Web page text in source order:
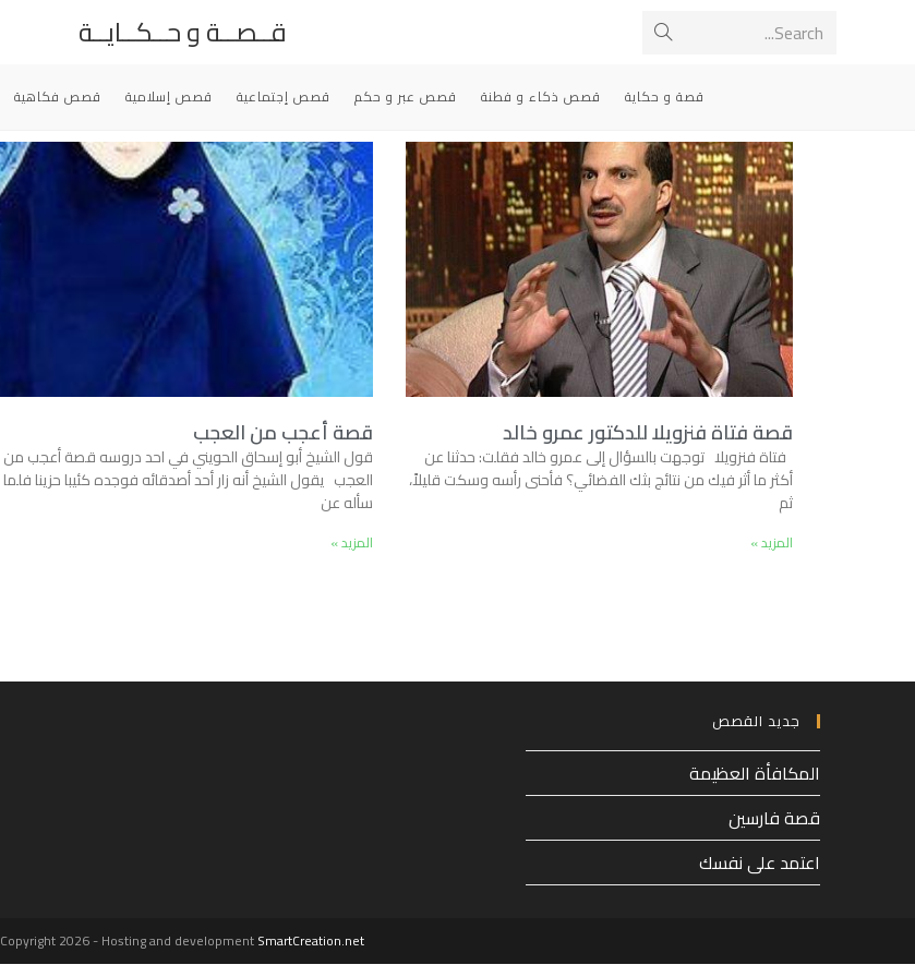
Search... قــصــة و حــكــايــة
قصة و حكاية قصص ذكاء و فطنة قصص عبر و حكم قصص إجتماعية قصص إسلامية قصص فكاهية
قصة فتاة فنزويلا للدكتور عمرو خالد
فتاة فنزويلا توجهت بالسؤال إلى عمرو خالد فقلت: حدثنا عن
أكثر ما أثر فيك من نتائج بثك الفضائي؟ فأحنى رأسه وسكت قليلاً،
ثم
المزيد »
قصة أعجب من العجب
قول الشيخ أبو إسحاق الحويني في احد دروسه قصة أعجب من
العجب يقول الشيخ أنه زار أحد أصدقائه فوجده كئيبا حزينا فلما
سأله عن
المزيد »
جديد القصص
المكافأة العظيمة
قصة فارسين
اعتمد على نفسك
Copyright 2026 - Hosting and developmentSmartCreation.net